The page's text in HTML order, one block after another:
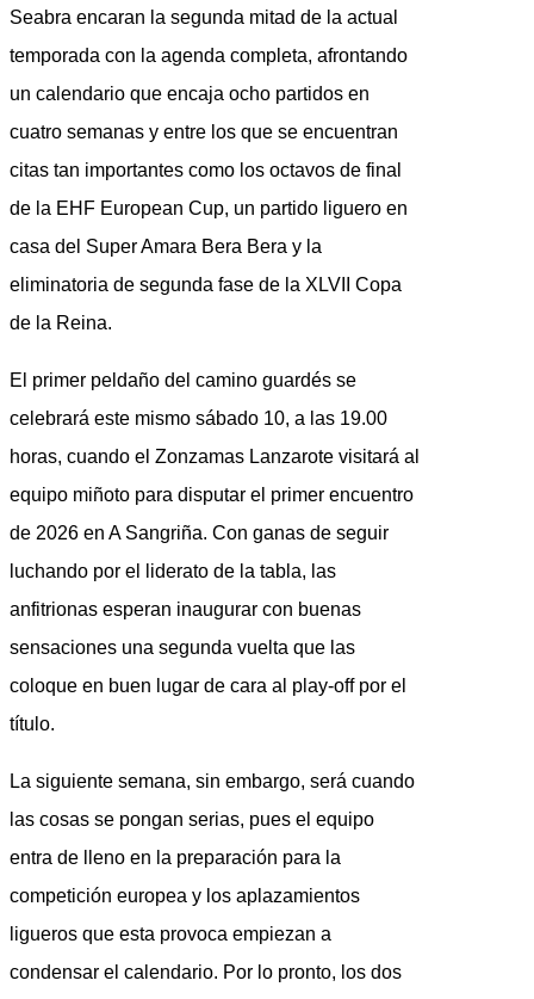
Seabra encaran la segunda mitad de la actual
temporada con la agenda completa, afrontando
un calendario que encaja ocho partidos en
cuatro semanas y entre los que se encuentran
citas tan importantes como los octavos de final
de la EHF European Cup, un partido liguero en
casa del Super Amara Bera Bera y la
eliminatoria de segunda fase de la XLVII Copa
de la Reina.
El primer peldaño del camino guardés se
celebrará este mismo sábado 10, a las 19.00
horas, cuando el Zonzamas Lanzarote visitará al
equipo miñoto para disputar el primer encuentro
de 2026 en A Sangriña. Con ganas de seguir
luchando por el liderato de la tabla, las
anfitrionas esperan inaugurar con buenas
sensaciones una segunda vuelta que las
coloque en buen lugar de cara al play-off por el
título.
La siguiente semana, sin embargo, será cuando
las cosas se pongan serias, pues el equipo
entra de lleno en la preparación para la
competición europea y los aplazamientos
ligueros que esta provoca empiezan a
condensar el calendario. Por lo pronto, los dos